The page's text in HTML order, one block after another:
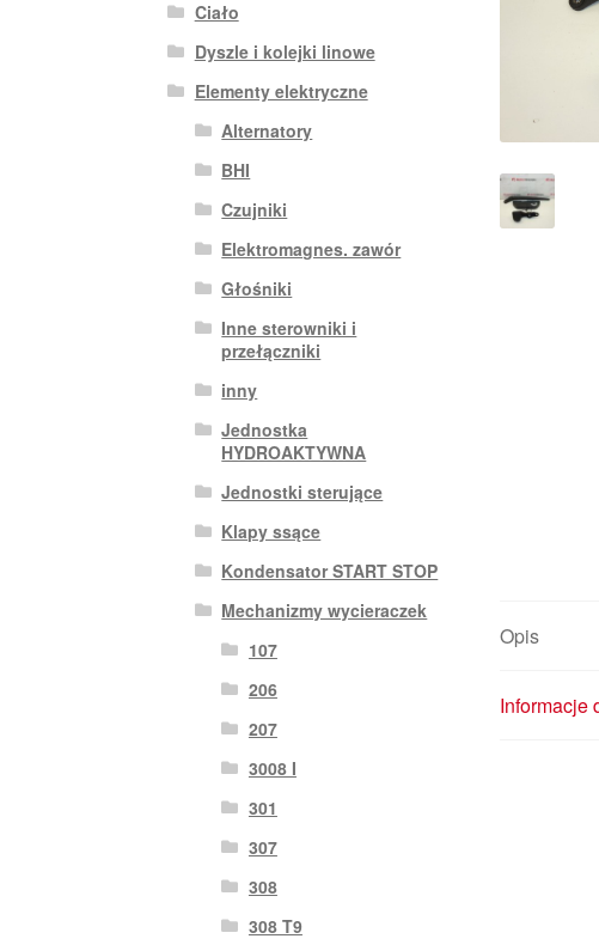
Opis
Informacje
Ciało
Dyszle i kolejki linowe
Elementy elektryczne
Alternatory
BHI
Czujniki
Elektromagnes. zawór
Głośniki
Inne sterowniki i
przełączniki
inny
Jednostka
HYDROAKTYWNA
Jednostki sterujące
Klapy ssące
Kondensator START STOP
Mechanizmy wycieraczek
107
206
207
3008 I
301
307
308
308 T9